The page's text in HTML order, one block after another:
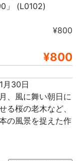
」 (L0102)
¥800
¥800
月30日
、風に舞い朝日に
る桜の老木など、
の風景を捉えた作